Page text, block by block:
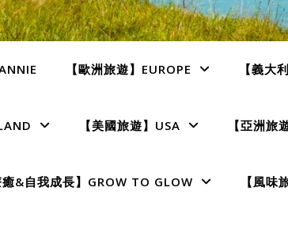
【歐洲旅遊】EUROPE 【義大
【美國旅遊】USA 【亞洲旅
癒&自我成長】GROW TO GLOW 【風味